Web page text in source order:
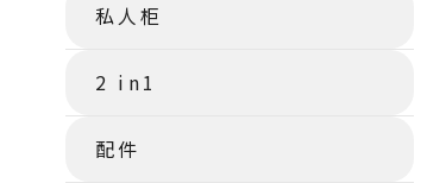
私人柜
2 in1
配件